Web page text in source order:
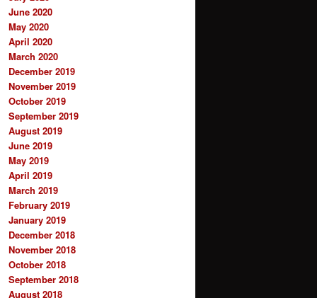
June 2020
May 2020
April 2020
March 2020
December 2019
November 2019
October 2019
September 2019
August 2019
June 2019
May 2019
April 2019
March 2019
February 2019
January 2019
December 2018
November 2018
October 2018
September 2018
August 2018